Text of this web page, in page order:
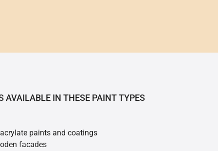
AVAILABLE IN THESE PAINT TYPES
paints and coatings
facades